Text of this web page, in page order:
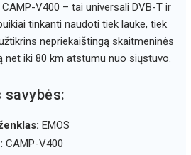
CAMP-V400 – tai universali DVB-T ir
tinkanti naudoti tiek lauke, tiek
nepriekaištingą skaitmeninės
net iki 80 km atstumu nuo siųstuvo.
savybės:
EMOS
CAMP-V400